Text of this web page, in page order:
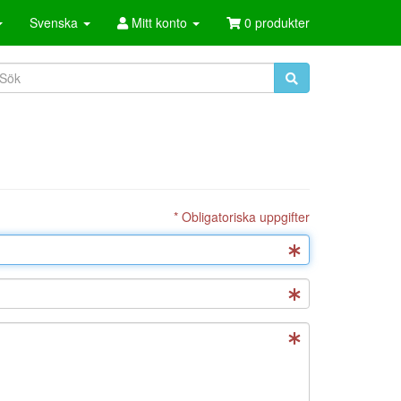
Svenska Mitt konto 0 produkter
* Obligatoriska uppgifter